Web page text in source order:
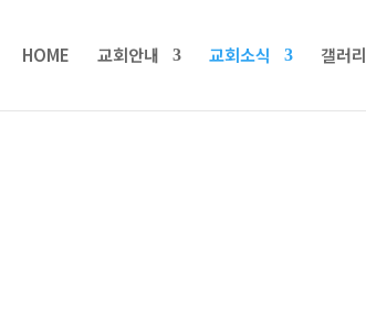
HOME 교회안내 교회소식 갤러리